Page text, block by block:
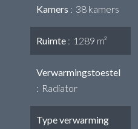
Kamers 38 kamers
Ruimte 1289 m²
Verwarmingstoestel
Radiator
Type verwarming